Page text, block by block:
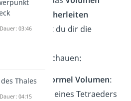
Tetraeders herleiten
kannst du dir die
anschauen:
Herleitung Formel Volumen:
Das Volumen eines Tetraeders
03:46
Thales
04:15